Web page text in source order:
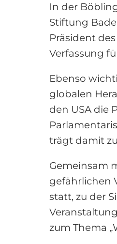
In der
Stiftung
Präsident
Verfassung
Ebenso
globalen
den USA die
trägt damit
Gemeinsam
gefährlichen
statt, zu der
zum Thema